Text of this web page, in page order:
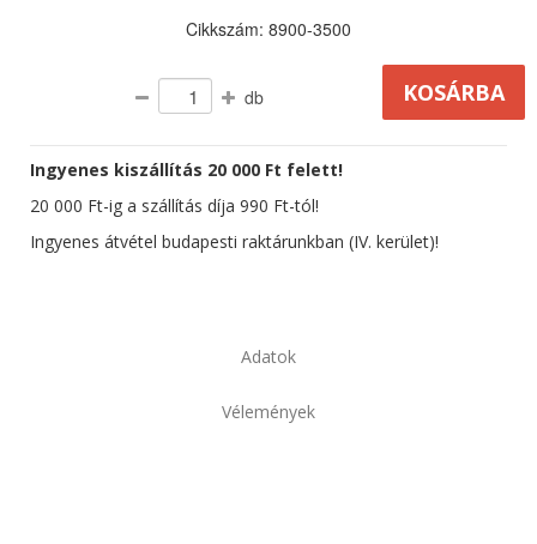
Cikkszám: 8900-3500
db
Ingyenes kiszállítás 20 000 Ft felett!
20 000 Ft-ig a szállítás díja 990 Ft-tól!
Ingyenes átvétel budapesti raktárunkban (IV. kerület)!
Adatok
Vélemények